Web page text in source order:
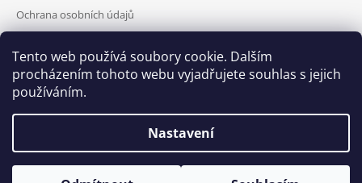
Tento web používá soubory cookie. Dalším
procházením tohoto webu vyjadřujete souhlas s jejich
používáním.
Nastavení
Ochrana osobních údajů
Doprava a platba
Napište nám